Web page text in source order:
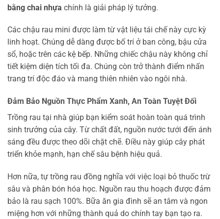
bằng chai nhựa chính là giải pháp lý tưởng.
Các chậu rau mini được làm từ vật liệu tái chế này cực kỳ
linh hoạt. Chúng dễ dàng được bố trí ở ban công, bậu cửa
sổ, hoặc trên các kệ bếp. Những chiếc chậu này không chỉ
tiết kiệm diện tích tối đa. Chúng còn trở thành điểm nhấn
trang trí độc đáo và mang thiên nhiên vào ngôi nhà.
Đảm Bảo Nguồn Thực Phẩm Xanh, An Toàn Tuyệt Đối
Trồng rau tại nhà giúp bạn kiểm soát hoàn toàn quá trình
sinh trưởng của cây. Từ chất đất, nguồn nước tưới đến ánh
sáng đều được theo dõi chặt chẽ. Điều này giúp cây phát
triển khỏe mạnh, hạn chế sâu bệnh hiệu quả.
Hơn nữa, tự trồng rau đồng nghĩa với việc loại bỏ thuốc trừ
sâu và phân bón hóa học. Nguồn rau thu hoạch được đảm
bảo là rau sạch 100%. Bữa ăn gia đình sẽ an tâm và ngon
miệng hơn với những thành quả do chính tay bạn tạo ra.